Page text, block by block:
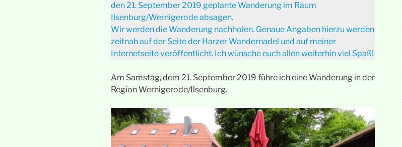
den 21. September 2019 geplante Wanderung im Raum
Ilsenburg/Wernigerode absagen.
Wir werden die Wanderung nachholen. Genaue Angaben hierzu werden
zeitnah auf der Seite der Harzer Wandernadel und auf meiner
Internetseite veröffentlicht. Ich wünsche euch allen weiterhin viel Spaß!
Am Samstag, dem 21. September 2019 führe ich eine Wanderung in der
Region Wernigerode/Ilsenburg.